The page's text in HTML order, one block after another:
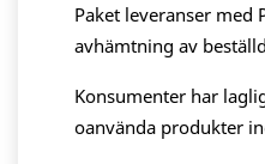
Paket leveranser med
avhämtning av
Konsumenter har
oanvända produkter